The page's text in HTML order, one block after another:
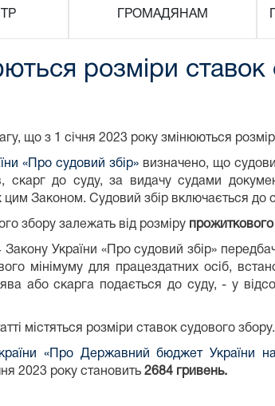
ГРОМАДЯНАМ
розміри ставок
що з 1 січня 2023 року змінюються
«Про судовий збір»визначено, що
скарг до суду, за видачу судами
цим Законом. Судовий збір включається до
збору залежать від розміру прожиткового
Закону України «Про судовий збір»
мінімуму для працездатних осіб,
або скарга подається до суду, - у
містяться розміри ставок судового збору.
«Про Державний бюджет України
2023 року становить 2684 гривень.